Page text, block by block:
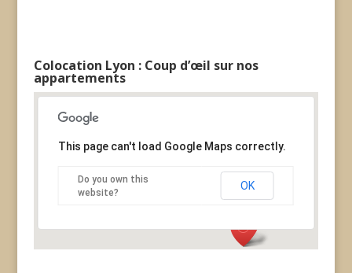
Colocation Lyon : Coup d’œil sur nos
appartements
This page can't load Google Maps correctly.
Do you own this
website?
OK